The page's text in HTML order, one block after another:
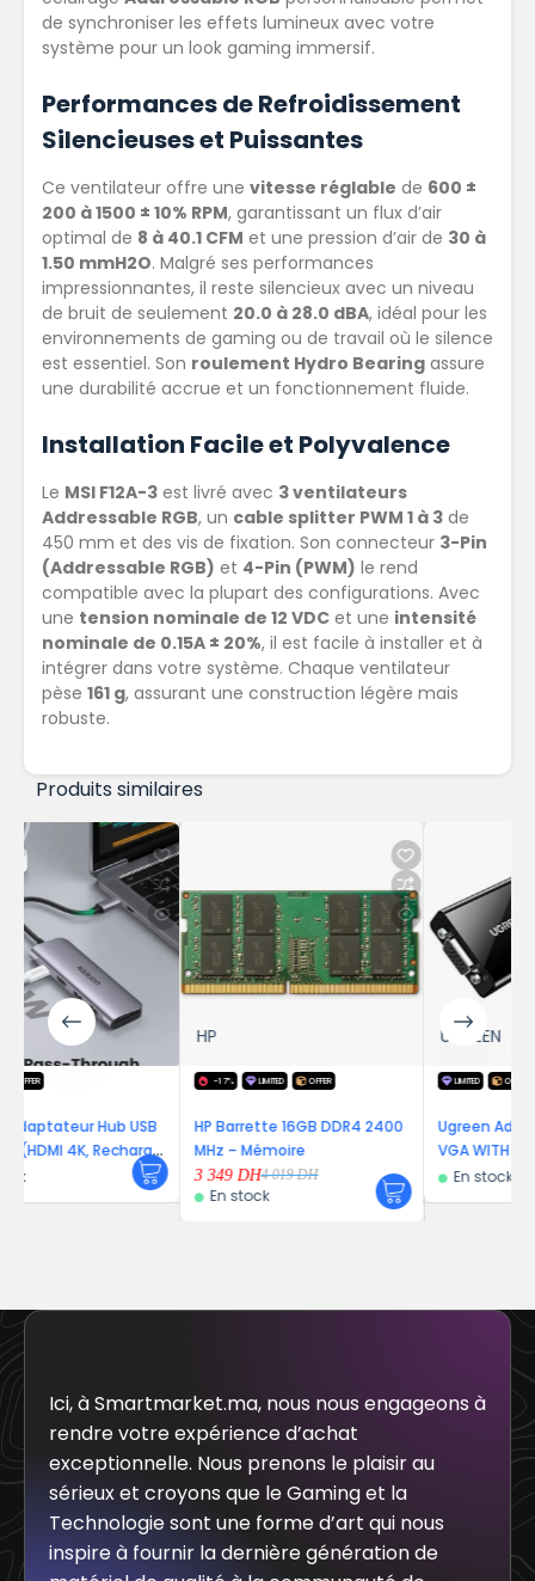
de synchroniser les effets lumineux avec votre
système pour un look gaming immersif.
Performances de Refroidissement
Silencieuses et Puissantes
Ce ventilateur offre une vitesse réglable de 600 ±
200 à 1500 ± 10% RPM, garantissant un flux d’air
optimal de 8 à 40.1 CFM et une pression d’air de 30 à
1.50 mmH2O. Malgré ses performances
impressionnantes, il reste silencieux avec un niveau
de bruit de seulement 20.0 à 28.0 dBA, idéal pour les
environnements de gaming ou de travail où le silence
est essentiel. Son roulement Hydro Bearing assure
une durabilité accrue et un fonctionnement fluide.
Installation Facile et Polyvalence
Le MSI F12A-3 est livré avec 3 ventilateurs
Addressable RGB, un cable splitter PWM 1 à 3 de
450 mm et des vis de fixation. Son connecteur 3-Pin
(Addressable RGB) et 4-Pin (PWM) le rend
compatible avec la plupart des configurations. Avec
une tension nominale de 12 VDC et une intensité
nominale de 0.15A ± 20%, il est facile à installer et à
intégrer dans votre système. Chaque ventilateur
pèse 161 g, assurant une construction légère mais
robuste.
Produits similaires
USB
HP
OFFER
HP Barrette 16GB DDR4 2400
MHz – Mémoire
4 019 DH
3 349DH
En stock
Ugreen Adaptateur HDMI
VGA WITH AUDIO
En stock
Ici, à Smartmarket.ma, nous nous engageons à
rendre votre expérience d’achat
exceptionnelle. Nous prenons le plaisir au
sérieux et croyons que le Gaming et la
Technologie sont une forme d’art qui nous
inspire à fournir la dernière génération de